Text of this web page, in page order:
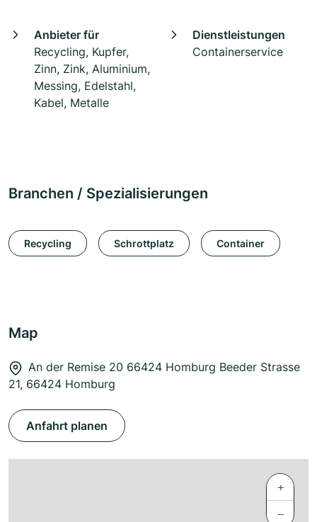
Anbieter für
Recycling, Kupfer,
Zinn, Zink, Aluminium,
Messing, Edelstahl,
Kabel, Metalle
Dienstleistungen
Containerservice
Branchen / Spezialisierungen
Recycling Schrottplatz Container
Map
An der Remise 20 66424 Homburg Beeder Strasse
21, 66424 Homburg
Anfahrt planen
+
−